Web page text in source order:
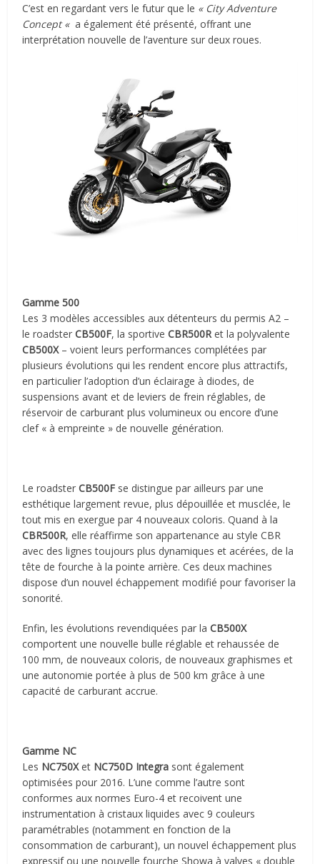
C’est en regardant vers le futur que le « City Adventure
Concept « a également été présenté, offrant une
interprétation nouvelle de l’aventure sur deux roues.
Gamme 500
Les 3 modèles accessibles aux détenteurs du permis A2 –
le roadster CB500F, la sportiveCBR500Ret la polyvalente
CB500X– voient leurs performances complétées par
plusieurs évolutions qui les rendent encore plus attractifs,
en particulier l’adoption d’un éclairage à diodes, de
suspensions avant et de leviers de frein réglables, de
réservoir de carburant plus volumineux ou encore d’une
clef « à empreinte » de nouvelle génération.
Le roadsterCB500F se distingue par ailleurs par une
esthétique largement revue, plus dépouillée et musclée, le
tout mis en exergue par 4 nouveaux coloris. Quand à la
CBR500R, elle réaffirme son appartenance au style CBR
avec des lignes toujours plus dynamiques et acérées, de la
tête de fourche à la pointe arrière. Ces deux machines
dispose d’un nouvel échappement modifié pour favoriser la
sonorité.
Enfin, les évolutions revendiquées par laCB500X
comportent une nouvelle bulle réglable et rehaussée de
100 mm, de nouveaux coloris, de nouveaux graphismes et
une autonomie portée à plus de 500 km grâce à une
capacité de carburant accrue.
Gamme NC
Les NC750Xet NC750D Integra sont également
optimisées pour 2016. L’une comme l’autre sont
conformes aux normes Euro-4 et recoivent une
instrumentation à cristaux liquides avec 9 couleurs
paramétrables (notamment en fonction de la
consommation de carburant), un nouvel échappement plus
expressif ou une nouvelle fourche Showa à valves « double